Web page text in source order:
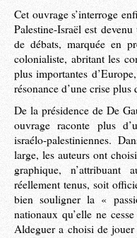
Cet ouvrage s’interroge
Palestine-Israël est
de débats, marquée en
colonialiste, abritant les
plus importantes
résonance d’une crise plus
De la présidence de De
ouvrage raconte plus
israélo-palestiniennes.
large, les auteurs ont
graphique, n’attribuant
réellement tenus, soit
bien souligner la «
nationaux qu’elle ne
Aldeguer a choisi de jouer